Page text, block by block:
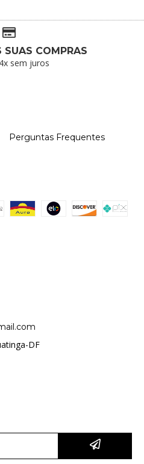
SUAS COMPRAS
sem juros
Perguntas Frequentes
DF